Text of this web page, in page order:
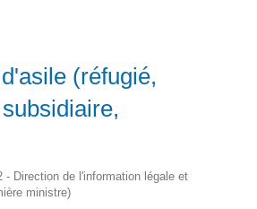
(réfugié,
- Direction de l'information légale et
ministre)